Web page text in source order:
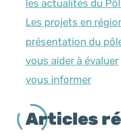
les actualités du
Les projets en
présentation du
vous aider à évaluer
vous informer
Articles